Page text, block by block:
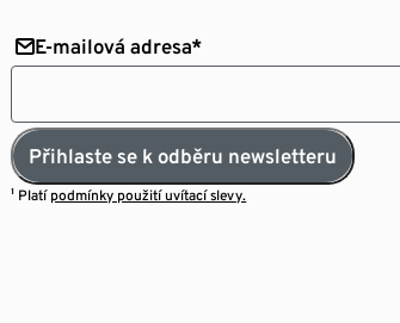
E-mailová adresa*
Přihlaste se k odběru newsletteru
¹ Platí podmínky použití uvítací slevy.